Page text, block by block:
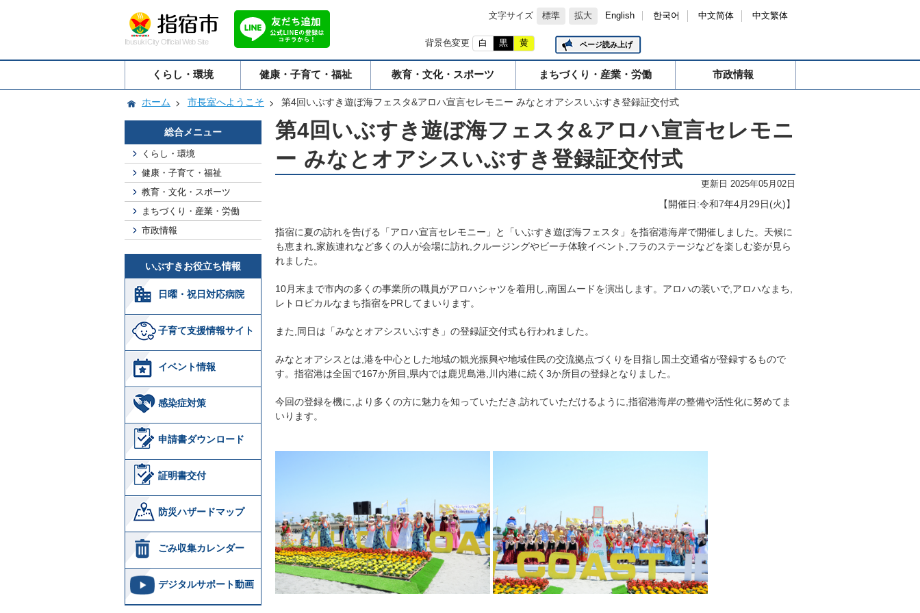
文字サイズ 標準 拡大 English 한국어 中文简体 中文繁体
Ibusuki City Official Web Site 背景色変更 白 黒 黄 ページ読み上げ
くらし・環境 健康・子育て・福祉 教育・文化・スポーツ まちづくり・産業・労働 市政情報
ホーム 市長室へようこそ 第4回いぶすき遊ぼ海フェスタ&アロハ宣言セレモニー みなとオアシスいぶすき登録証交付式
総合メニュー
くらし・環境
健康・子育て・福祉
教育・文化・スポーツ
まちづくり・産業・労働
市政情報
いぶすきお役立ち情報
日曜・祝日対応病院
子育て支援情報サイト
イベント情報
感染症対策
申請書ダウンロード
証明書交付
防災ハザードマップ
ごみ収集カレンダー
デジタルサポート動画
第4回いぶすき遊ぼ海フェスタ&アロハ宣言セレモニ
ー みなとオアシスいぶすき登録証交付式
更新日 2025年05月02日
【開催日:令和7年4月 29日(火)】
指宿に夏の訪れを告げる「アロハ宣言セレモニー」と「いぶすき遊ぼ海フェスタ」を指宿港海岸で開催しました。天候に
も恵まれ,家族連れなど多くの人が会場に訪れ,クルージングやビーチ体験イベント,フラのステージなどを楽しむ姿が見ら
れました。
10月末まで市内の多くの事業所の職員がアロハシャツを着用し,南国ムードを演出します。アロハの装いで,アロハなまち,
レトロピカルなまち指宿をPRしてまいります。
また,同日は「みなとオアシスいぶすき」の登録証交付式も行われました。
みなとオアシスとは,港を中心とした地域の観光振興や地域住民の交流拠点づくりを目指し国土交通省が登録するもので
す。指宿港は全国で167か所目,県内では鹿児島港,川内港に続く3か所目の登録となりました。
今回の登録を機に,より多くの方に魅力を知っていただき,訪れていただけるように,指宿港海岸の整備や活性化に努めてま
いります。